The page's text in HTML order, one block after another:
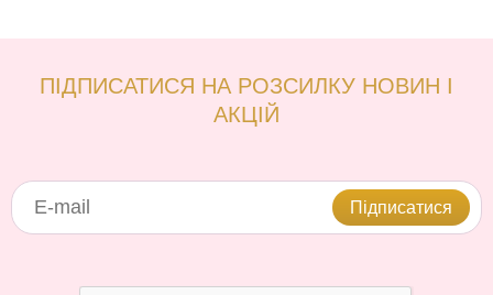
ПІДПИСАТИСЯ НА РОЗСИЛКУ НОВИН І
АКЦІЙ
Підписатися